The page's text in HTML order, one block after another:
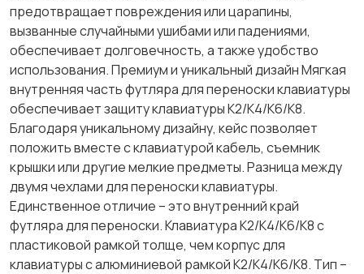
предотвращает повреждения или царапины,
вызванные случайными ушибами или падениями,
обеспечивает долговечность, а также удобство
использования. Премиум и уникальный дизайн Мягкая
внутренняя часть футляра для переноски клавиатуры
обеспечивает защиту клавиатуры K2/K4/K6/K8.
Благодаря уникальному дизайну, кейс позволяет
положить вместе с клавиатурой кабель, съемник
крышки или другие мелкие предметы. Разница между
двумя чехлами для переноски клавиатуры.
Единственное отличие – это внутренний край
футляра для переноски. Клавиатура K2/K4/K6/K8 с
пластиковой рамкой толще, чем корпус для
клавиатуры с алюминиевой рамкой K2/K4/K6/K8. Тип –